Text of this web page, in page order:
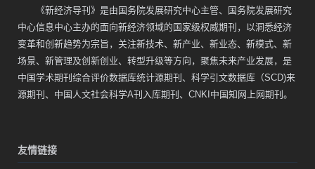
《新经济导刊》是由国务院发展研究中心主管、国务院发展研究
中心信息中心主办的面向新经济领域的国家级权威期刊，以洞悉经济
变革和创新趋势为宗旨，关注新技术、新产业、新业态、新模式、新
场景、新管理及创新创业、转型升级等方向，聚焦未来产业发展，是
中国学术期刊综合评价数据库统计源期刊、科学引文数据库（SCD)来
源期刊、中国人文社会科学A刊入库期刊、CNKI中国知网上网期刊。
友情链接